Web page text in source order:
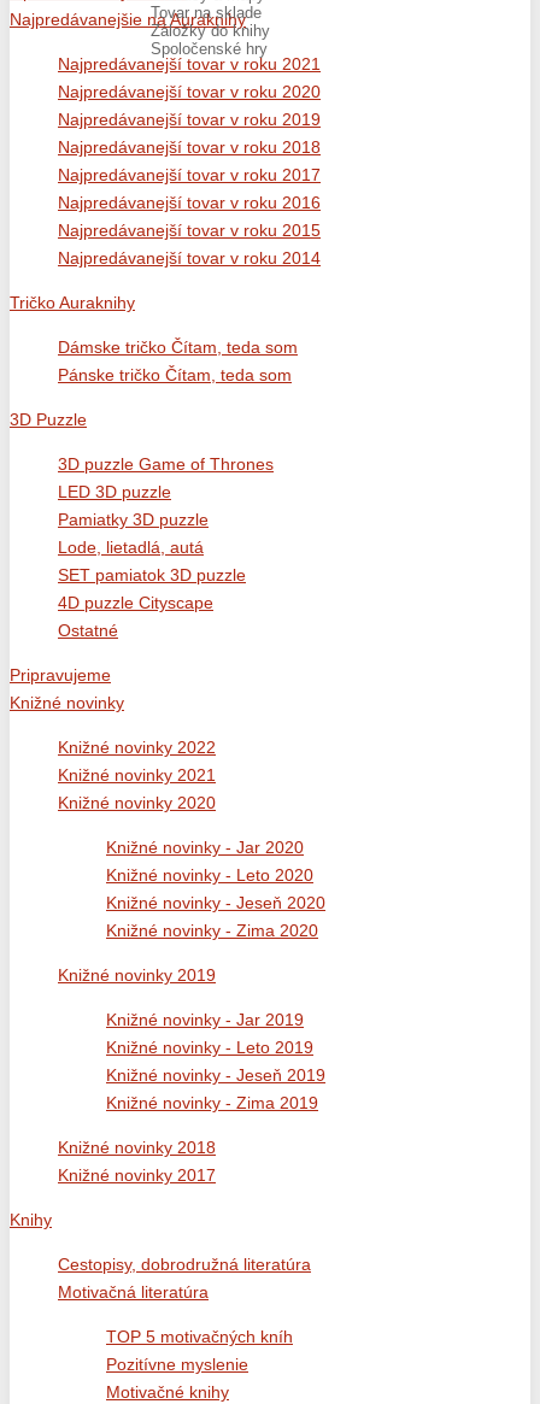
Tovar na sklade
Záložky do knihy
Spoločenské hry
Najpredávanejšie na Auraknihy
Najpredávanejší tovar v roku 2021
Najpredávanejší tovar v roku 2020
Najpredávanejší tovar v roku 2019
Najpredávanejší tovar v roku 2018
Najpredávanejší tovar v roku 2017
Najpredávanejší tovar v roku 2016
Najpredávanejší tovar v roku 2015
Najpredávanejší tovar v roku 2014
Tričko Auraknihy
Dámske tričko Čítam, teda som
Pánske tričko Čítam, teda som
3D Puzzle
3D puzzle Game of Thrones
LED 3D puzzle
Pamiatky 3D puzzle
Lode, lietadlá, autá
SET pamiatok 3D puzzle
4D puzzle Cityscape
Ostatné
Pripravujeme
Knižné novinky
Knižné novinky 2022
Knižné novinky 2021
Knižné novinky 2020
Knižné novinky - Jar 2020
Knižné novinky - Leto 2020
Knižné novinky - Jeseň 2020
Knižné novinky - Zima 2020
Knižné novinky 2019
Knižné novinky - Jar 2019
Knižné novinky - Leto 2019
Knižné novinky - Jeseň 2019
Knižné novinky - Zima 2019
Knižné novinky 2018
Knižné novinky 2017
Knihy
Cestopisy, dobrodružná literatúra
Motivačná literatúra
TOP 5 motivačných kníh
Pozitívne myslenie
Motivačné knihy